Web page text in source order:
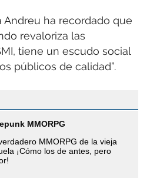
Andreu ha recordado que
revaloriza las
tiene un escudo social
públicos de calidad”.
MMORPG
MMORPG de la vieja
¡Cómo los de antes, pero